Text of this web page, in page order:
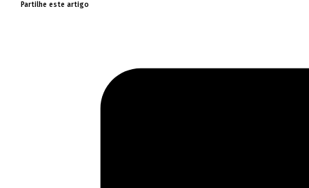
Partilhe este artigo